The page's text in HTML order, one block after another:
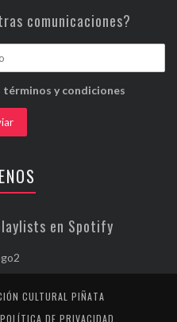
comunicaciones?
y condiciones
en Spotify
CULTURAL PIÑATA
POLÍTICA DE PRIVACIDAD